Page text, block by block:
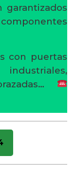
garantizados
con puertas